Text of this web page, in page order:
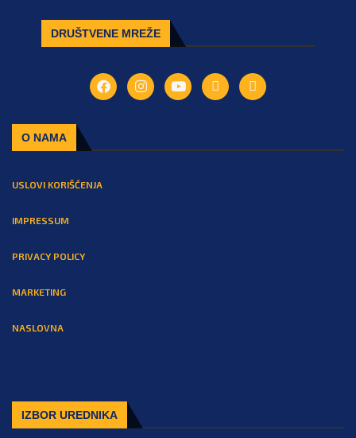
DRUŠTVENE MREŽE
O NAMA
USLOVI KORIŠĆENJA
IMPRESSUM
PRIVACY POLICY
MARKETING
NASLOVNA
IZBOR UREDNIKA